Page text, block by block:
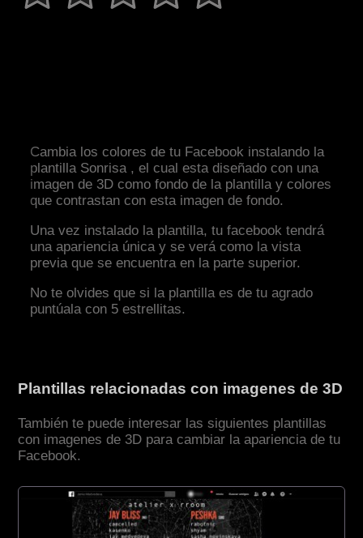
Cambia los colores de tu Facebook instalando la
plantilla Sonrisa , el cual esta diseñado con una
imagen de 3D como fondo de la plantilla y colores
que contrastan con esta imagen de fondo.
Una vez instalado la plantilla, tu facebook tendrá
una apariencia única y se verá como la vista
previa que se encuentra en la parte superior.
No te olvides que si la plantilla es de tu agrado
puntúala con 5 estrellitas.
Plantillas relacionadas con imagenes de 3D
También te puede interesar las siguientes plantillas
con imagenes de 3D para cambiar la apariencia de tu
Facebook.